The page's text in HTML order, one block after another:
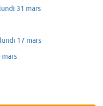
31 mars
17 mars